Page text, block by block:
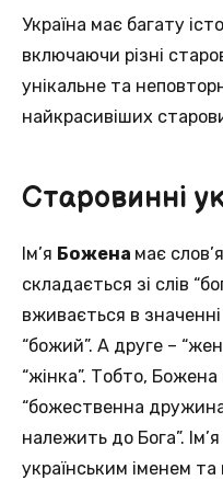
Україна має багату
включаючи різні
унікальне та
найкрасивіших
Старовинні
Ім’я Божена має
складається зі слів
вживається в
“божий”. А друге –
“жінка”. Тобто,
“божественна
належить до Бога”.
українським іменем